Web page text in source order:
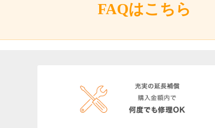
FAQはこちら